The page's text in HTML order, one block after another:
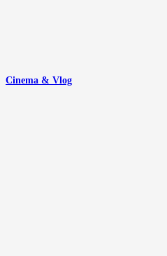
Cinema & Vlog